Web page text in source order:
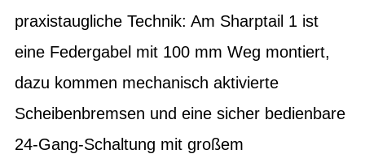
praxistaugliche Technik: Am Sharptail 1 ist
eine Federgabel mit 100 mm Weg montiert,
dazu kommen mechanisch aktivierte
Scheibenbremsen und eine sicher bedienbare
24-Gang-Schaltung mit großem